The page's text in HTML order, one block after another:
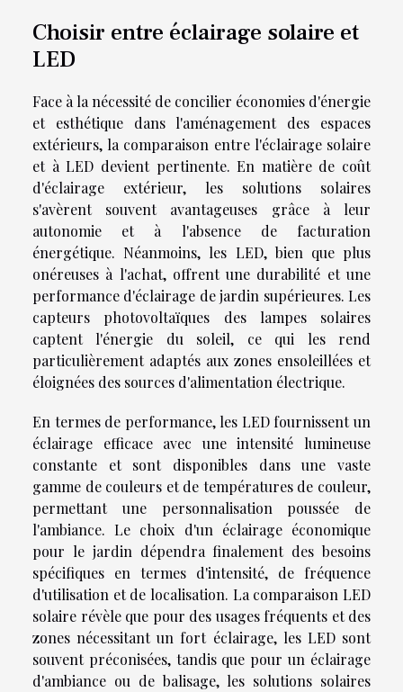
Choisir entre éclairage solaire et
LED
Face à la nécessité de concilier économies d'énergie
et esthétique dans l'aménagement des espaces
extérieurs, la comparaison entre l'éclairage solaire
et à LED devient pertinente. En matière de coût
d'éclairage extérieur, les solutions solaires
s'avèrent souvent avantageuses grâce à leur
autonomie et à l'absence de facturation
énergétique. Néanmoins, les LED, bien que plus
onéreuses à l'achat, offrent une durabilité et une
performance d'éclairage de jardin supérieures. Les
capteurs photovoltaïques des lampes solaires
captent l'énergie du soleil, ce qui les rend
particulièrement adaptés aux zones ensoleillées et
éloignées des sources d'alimentation électrique.
En termes de performance, les LED fournissent un
éclairage efficace avec une intensité lumineuse
constante et sont disponibles dans une vaste
gamme de couleurs et de températures de couleur,
permettant une personnalisation poussée de
l'ambiance. Le choix d'un éclairage économique
pour le jardin dépendra finalement des besoins
spécifiques en termes d'intensité, de fréquence
d'utilisation et de localisation. La comparaison LED
solaire révèle que pour des usages fréquents et des
zones nécessitant un fort éclairage, les LED sont
souvent préconisées, tandis que pour un éclairage
d'ambiance ou de balisage, les solutions solaires